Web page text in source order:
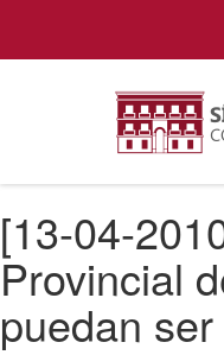
[13-04-
Provincial
puedan